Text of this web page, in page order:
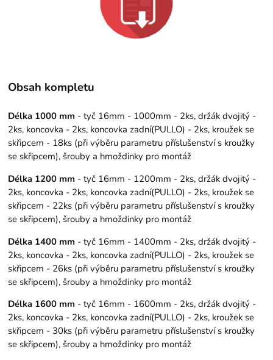
Obsah kompletu
Délka 1000 mm - tyč 16mm - 1000mm - 2ks, držák dvojitý -
2ks, koncovka - 2ks, koncovka zadní(PULLO) - 2ks, kroužek se
skřipcem - 18ks (při výběru parametru příslušenství s kroužky
se skřipcem), šrouby a hmoždinky pro montáž
Délka 1200 mm - tyč 16mm - 1200mm - 2ks, držák dvojitý -
2ks, koncovka - 2ks, koncovka zadní(PULLO) - 2ks, kroužek se
skřipcem - 22ks (při výběru parametru příslušenství s kroužky
se skřipcem), šrouby a hmoždinky pro montáž
Délka 1400 mm - tyč 16mm - 1400mm - 2ks, držák dvojitý -
2ks, koncovka - 2ks, koncovka zadní(PULLO) - 2ks, kroužek se
skřipcem - 26ks (při výběru parametru příslušenství s kroužky
se skřipcem), šrouby a hmoždinky pro montáž
Délka 1600 mm - tyč 16mm - 1600mm - 2ks, držák dvojitý -
2ks, koncovka - 2ks, koncovka zadní(PULLO) - 2ks, kroužek se
skřipcem - 30ks (při výběru parametru příslušenství s kroužky
se skřipcem), šrouby a hmoždinky pro montáž